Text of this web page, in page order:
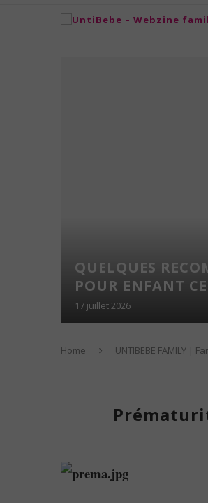
QUELQUES
POUR ENFANT
17 juillet 2026
Home UNTIBEBE FAMILY |